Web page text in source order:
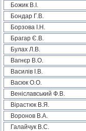
Божик В.І.
Бондар Г.В.
Борзова І.Н.
Брагар Є.В.
Булах Л.В.
Вагнєр В.О.
Василів І.В.
Васюк О.О.
Веніславський Ф.В.
Вірастюк В.Я.
Воронов В.А.
Галайчук В.С.